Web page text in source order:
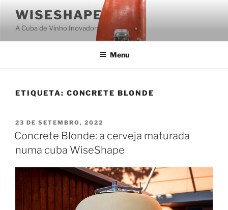
conteúdo
WISESHAPE
A Cuba de Vinho Inovadora
Menu
ETIQUETA: CONCRETE BLONDE
PUBLICADO
EM
23 DE SETEMBRO, 2022
Concrete Blonde: a cerveja maturada
numa cuba WiseShape